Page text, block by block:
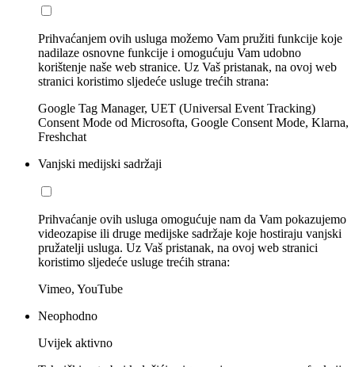
Prihvaćanjem ovih usluga možemo Vam pružiti funkcije koje
nadilaze osnovne funkcije i omogućuju Vam udobno
korištenje naše web stranice. Uz Vaš pristanak, na ovoj web
stranici koristimo sljedeće usluge trećih strana:
Google Tag Manager, UET (Universal Event Tracking)
Consent Mode od Microsofta, Google Consent Mode, Klarna,
Freshchat
Vanjski medijski sadržaji
Prihvaćanje ovih usluga omogućuje nam da Vam pokazujemo
videozapise ili druge medijske sadržaje koje hostiraju vanjski
pružatelji usluga. Uz Vaš pristanak, na ovoj web stranici
koristimo sljedeće usluge trećih strana:
Vimeo, YouTube
Neophodno
Uvijek aktivno